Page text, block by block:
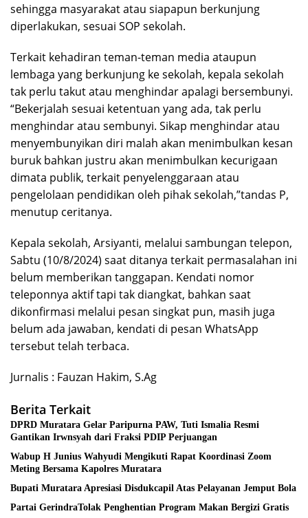
sehingga masyarakat atau siapapun berkunjung
diperlakukan, sesuai SOP sekolah.
Terkait kehadiran teman-teman media ataupun
lembaga yang berkunjung ke sekolah, kepala sekolah
tak perlu takut atau menghindar apalagi bersembunyi.
“Bekerjalah sesuai ketentuan yang ada, tak perlu
menghindar atau sembunyi. Sikap menghindar atau
menyembunyikan diri malah akan menimbulkan kesan
buruk bahkan justru akan menimbulkan kecurigaan
dimata publik, terkait penyelenggaraan atau
pengelolaan pendidikan oleh pihak sekolah,”tandas P,
menutup ceritanya.
Kepala sekolah, Arsiyanti, melalui sambungan telepon,
Sabtu (10/8/2024) saat ditanya terkait permasalahan ini
belum memberikan tanggapan. Kendati nomor
teleponnya aktif tapi tak diangkat, bahkan saat
dikonfirmasi melalui pesan singkat pun, masih juga
belum ada jawaban, kendati di pesan WhatsApp
tersebut telah terbaca.
Jurnalis : Fauzan Hakim, S.Ag
Berita Terkait
DPRD Muratara Gelar Paripurna PAW, Tuti Ismalia Resmi
Gantikan Irwnsyah dari Fraksi PDIP Perjuangan
Wabup H Junius Wahyudi Mengikuti Rapat Koordinasi Zoom
Meting Bersama Kapolres Muratara
Bupati Muratara Apresiasi Disdukcapil Atas Pelayanan Jemput Bola
Partai GerindraTolak Penghentian Program Makan Bergizi Gratis